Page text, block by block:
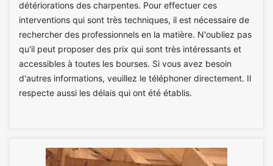
détériorations des charpentes. Pour effectuer ces
interventions qui sont très techniques, il est nécessaire de
rechercher des professionnels en la matière. N'oubliez pas
qu'il peut proposer des prix qui sont très intéressants et
accessibles à toutes les bourses. Si vous avez besoin
d'autres informations, veuillez le téléphoner directement. Il
respecte aussi les délais qui ont été établis.